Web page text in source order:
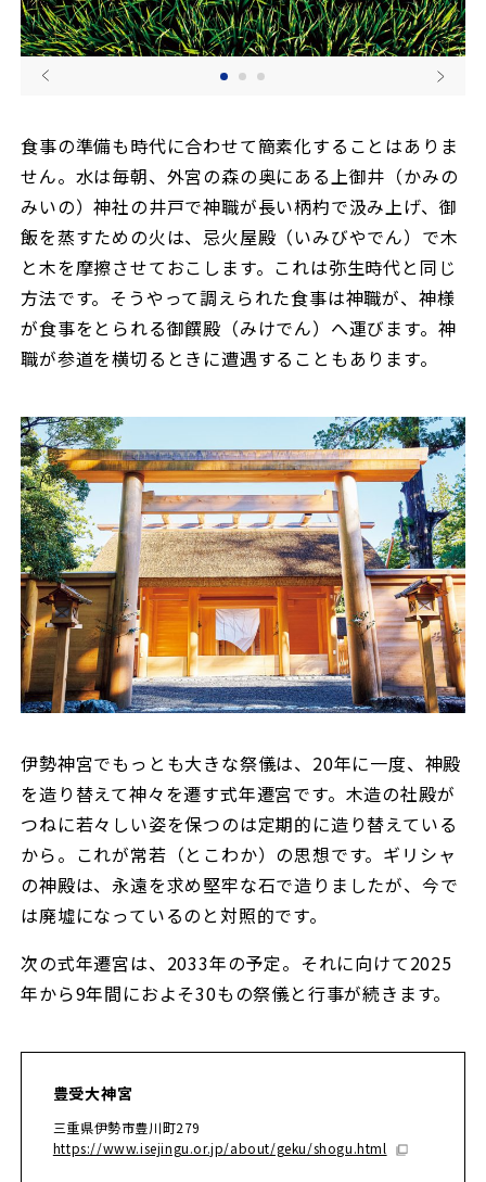
食事の準備も時代に合わせて簡素化することはありま
せん。水は毎朝、外宮の森の奥にある上御井（かみの
みいの）神社の井戸で神職が長い柄杓で汲み上げ、御
飯を蒸すための火は、忌火屋殿（いみびやでん）で木
と木を摩擦させておこします。これは弥生時代と同じ
方法です。そうやって調えられた食事は神職が、神様
が食事をとられる御饌殿（みけでん）へ運びます。神
職が参道を横切るときに遭遇することもあります。
伊勢神宮でもっとも大きな祭儀は、20年に一度、神殿
を造り替えて神々を遷す式年遷宮です。木造の社殿が
つねに若々しい姿を保つのは定期的に造り替えている
から。これが常若（とこわか）の思想です。ギリシャ
の神殿は、永遠を求め堅牢な石で造りましたが、今で
は廃墟になっているのと対照的です。
次の式年遷宮は、2033年の予定。それに向けて2025
年から9年間におよそ30もの祭儀と行事が続きます。
豊受⼤神宮
三重県伊勢市豊川町279
https://www.isejingu.or.jp/about/geku/shogu.html